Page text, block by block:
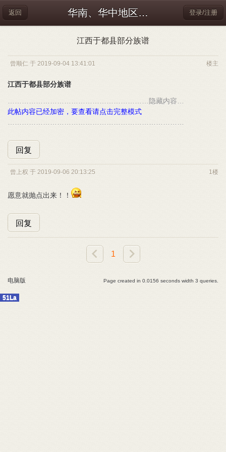
华南、华中地区及港、澳
返回 登录/注册
江西于都县部分族谱
楼主
曾顺仁 于 2019-09-04 13:41:01
江西于都县部分族谱
……………………………………………………隐藏内容…
此帖内容已经加密，要查看请点击完整模式
回复
1楼
曾上权 于 2019-09-06 20:13:25
愿意就抛点出来！！
回复
1
电脑版 Page created in 0.0156 seconds width 3 queries.
51La